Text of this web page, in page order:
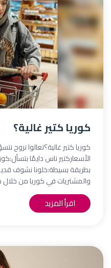
كوريا كتير غالية؟
الأسعاركتير ناس دايمًا
بطريقة بسيطة:خلونا نشوف
والمشتريات في كوريا من خلال
اقرأ المزيد